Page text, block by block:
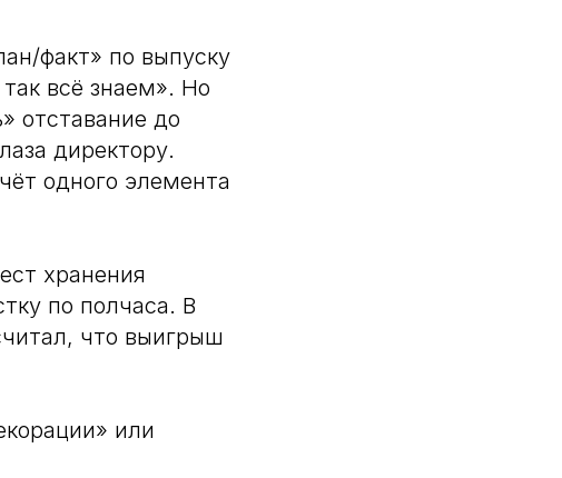
факт» по выпуску
всё знаем». Но
отставание до
директору.
одного элемента
хранения
по полчаса. В
что выигрыш
или